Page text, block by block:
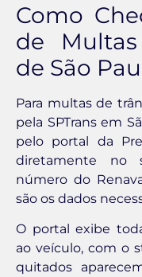
Como
de
de São
Para multas de
pela SPTrans em
pelo portal da
diretamente no
número do
são os dados
O portal exibe
ao veículo, com o
quitados